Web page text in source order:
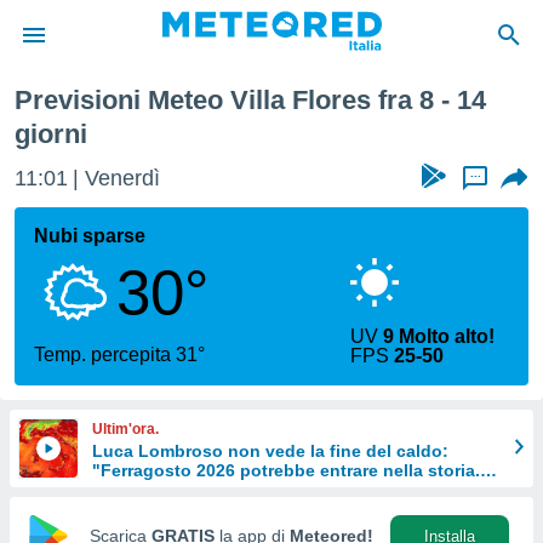
di
per
di
Web
le
Previsioni Meteo Villa Flores fra 8 - 14
giorni
11:01 Venerdì ...
Nubi sparse
30°
Temp. percepita 31°
UV9 Molto alto!
FPS25-50
Ultim'ora.
Luca Lombroso non vede la fine del caldo:
"Ferragosto 2026 potrebbe entrare nella storia.
Scarica GRATIS la app di Meteored! Installa